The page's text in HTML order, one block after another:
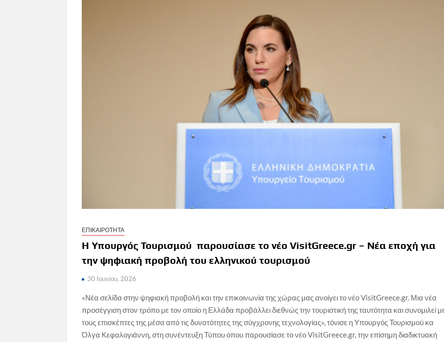
ΕΠΙΚΑΙΡΟΤΗΤΑ
Η Υπουργός Τουρισμού παρουσίασε το νέο VisitGreece.gr – Νέα εποχή για
την ψηφιακή προβολή του ελληνικού τουρισμού
30 Ιουνίου, 2026
«Νέα σελίδα στην ψηφιακή προβολή και την επικοινωνία της χώρας μας ανοίγει το νέο VisitGreece.gr. Μια νέα
προσέγγιση στον τρόπο με τον οποίο η Ελλάδα προβάλλει διεθνώς την τουριστική της ταυτότητα και συνομιλεί
τους επισκέπτες της μέσα από τις δυνατότητες της σύγχρονης τεχνολογίας», τόνισε η Υπουργός Τουρισμού κα
Όλγα Κεφαλογιάννη, στη συνέντευξη Τύπου όπου παρουσίασε το νέο VisitGreece.gr, την επίσημη διαδικτυακή